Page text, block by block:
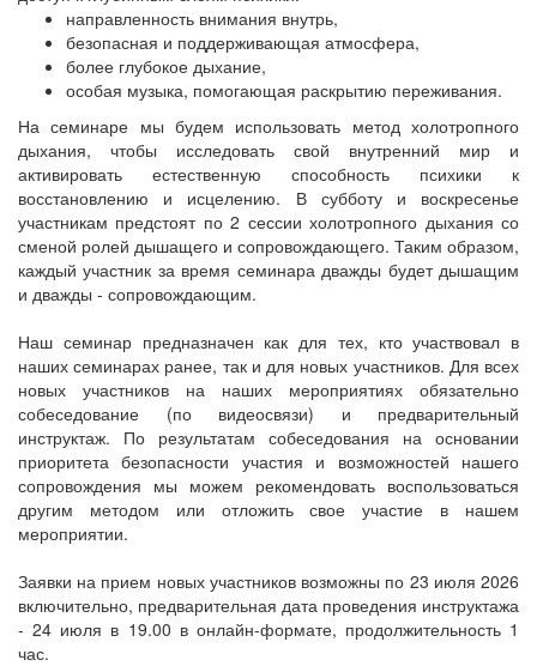
направленность внимания внутрь,
безопасная и поддерживающая атмосфера,
более глубокое дыхание,
особая музыка, помогающая раскрытию переживания.
На семинаре мы будем использовать метод холотропного
дыхания, чтобы исследовать свой внутренний мир и
активировать естественную способность психики к
восстановлению и исцелению. В субботу и воскресенье
участникам предстоят по 2 сессии холотропного дыхания со
сменой ролей дышащего и сопровождающего. Таким образом,
каждый участник за время семинара дважды будет дышащим
и дважды - сопровождающим.
Наш семинар предназначен как для тех, кто участвовал в
наших семинарах ранее, так и для новых участников. Для всех
новых участников на наших мероприятиях обязательно
собеседование (по видеосвязи) и предварительный
инструктаж. По результатам собеседования на основании
приоритета безопасности участия и возможностей нашего
сопровождения мы можем рекомендовать воспользоваться
другим методом или отложить свое участие в нашем
мероприятии.
Заявки на прием новых участников возможны по 23 июля 2026
включительно, предварительная дата проведения инструктажа
- 24 июля в 19.00 в онлайн-формате, продолжительность 1
час.